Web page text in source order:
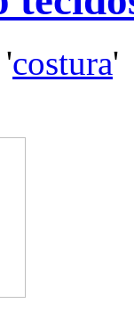
'costura'